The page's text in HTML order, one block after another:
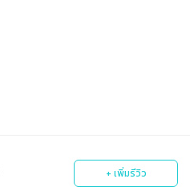
+ เพิ่มรีวิว